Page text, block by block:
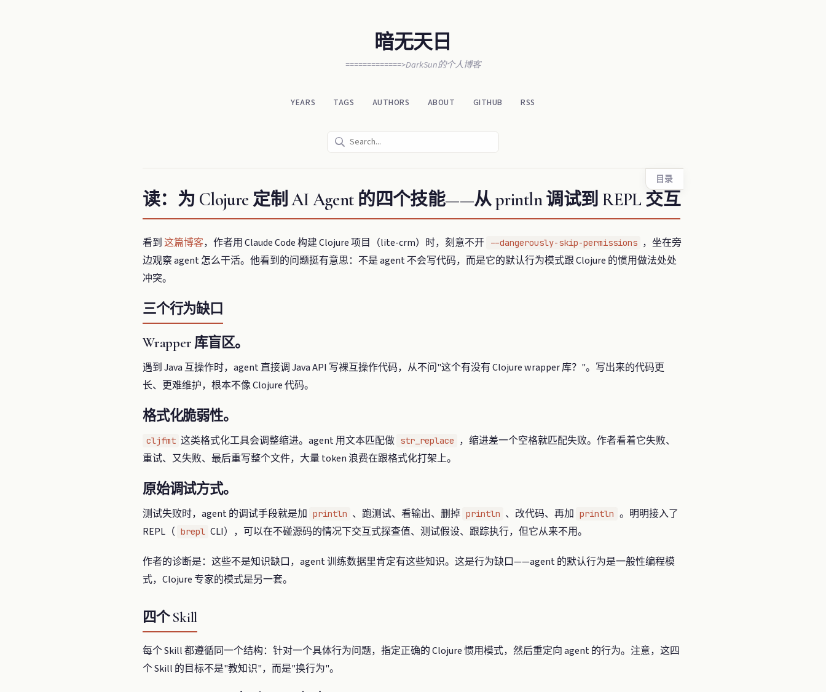
暗无天日
=============>DarkSun的个人博客
YEARS TAGS AUTHORS ABOUT GITHUB RSS
读：为 Clojure 定制 AI Agent 的四个技能——从 println 调试到 REPL 交互
目录
看到这篇博客，作者用 Claude Code 构建 Clojure 项目（lite-crm）时，刻意不开 --dangerously-skip-permissions ，坐在旁
边观察 agent 怎么干活。他看到的问题挺有意思：不是 agent 不会写代码，而是它的默认行为模式跟 Clojure 的惯用做法处处
冲突。
三个行为缺口
Wrapper 库盲区。
遇到 Java 互操作时，agent 直接调 Java API 写裸互操作代码，从不问"这个有没有 Clojure wrapper 库？"。写出来的代码更
长、更难维护，根本不像 Clojure 代码。
格式化脆弱性。
cljfmt 这类格式化工具会调整缩进。agent 用文本匹配做 str_replace
，缩进差一个空格就匹配失败。作者看着它失败、
重试、又失败、最后重写整个文件，大量 token 浪费在跟格式化打架上。
原始调试方式。
测试失败时，agent 的调试手段就是加 println 、跑测试、看输出、删掉 println 、改代码、再加 println 。明明接入了
REPL（ brepl CLI），可以在不碰源码的情况下交互式探查值、测试假设、跟踪执行，但它从来不用。
作者的诊断是：这些不是知识缺口，agent 训练数据里肯定有这些知识。这是行为缺口——agent 的默认行为是一般性编程模
式，Clojure 专家的模式是另一套。
四个 Skill
每个 Skill 都遵循同一个结构：针对一个具体行为问题，指定正确的 Clojure 惯用模式，然后重定向 agent 的行为。注意，这四
个 Skill 的目标不是"教知识"，而是"换行为"。